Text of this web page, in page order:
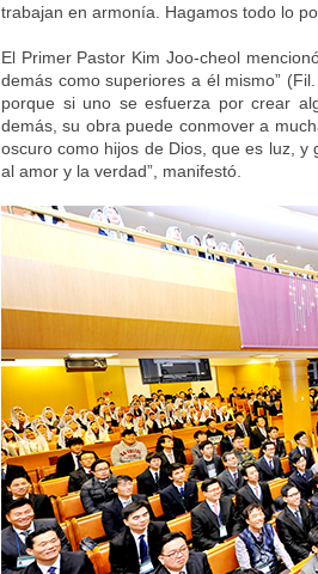
trabajan en armonía. Hagamos todo lo
El Primer Pastor Kim Joo-cheol
demás como superiores a él mismo”
porque si uno se esfuerza por crear
demás, su obra puede conmover a
oscuro como hijos de Dios, que es luz,
al amor y la verdad”, manifestó.